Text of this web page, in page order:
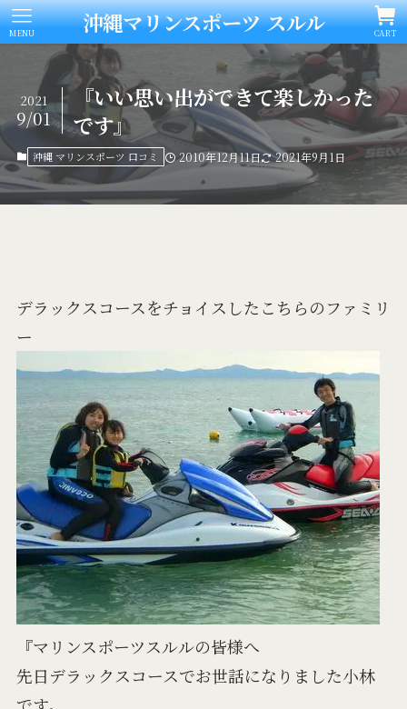
沖縄マリンスポーツ スルル CART
MENU
『いい思い出ができて楽しかった
です』
2021
9/01
沖縄 マリンスポーツ 口コミ 2010年12月11日 2021年9月1日
デラックスコースをチョイスしたこちらのファミリ
ー
『マリンスポーツスルルの皆様へ
先日デラックスコースでお世話になりました小林